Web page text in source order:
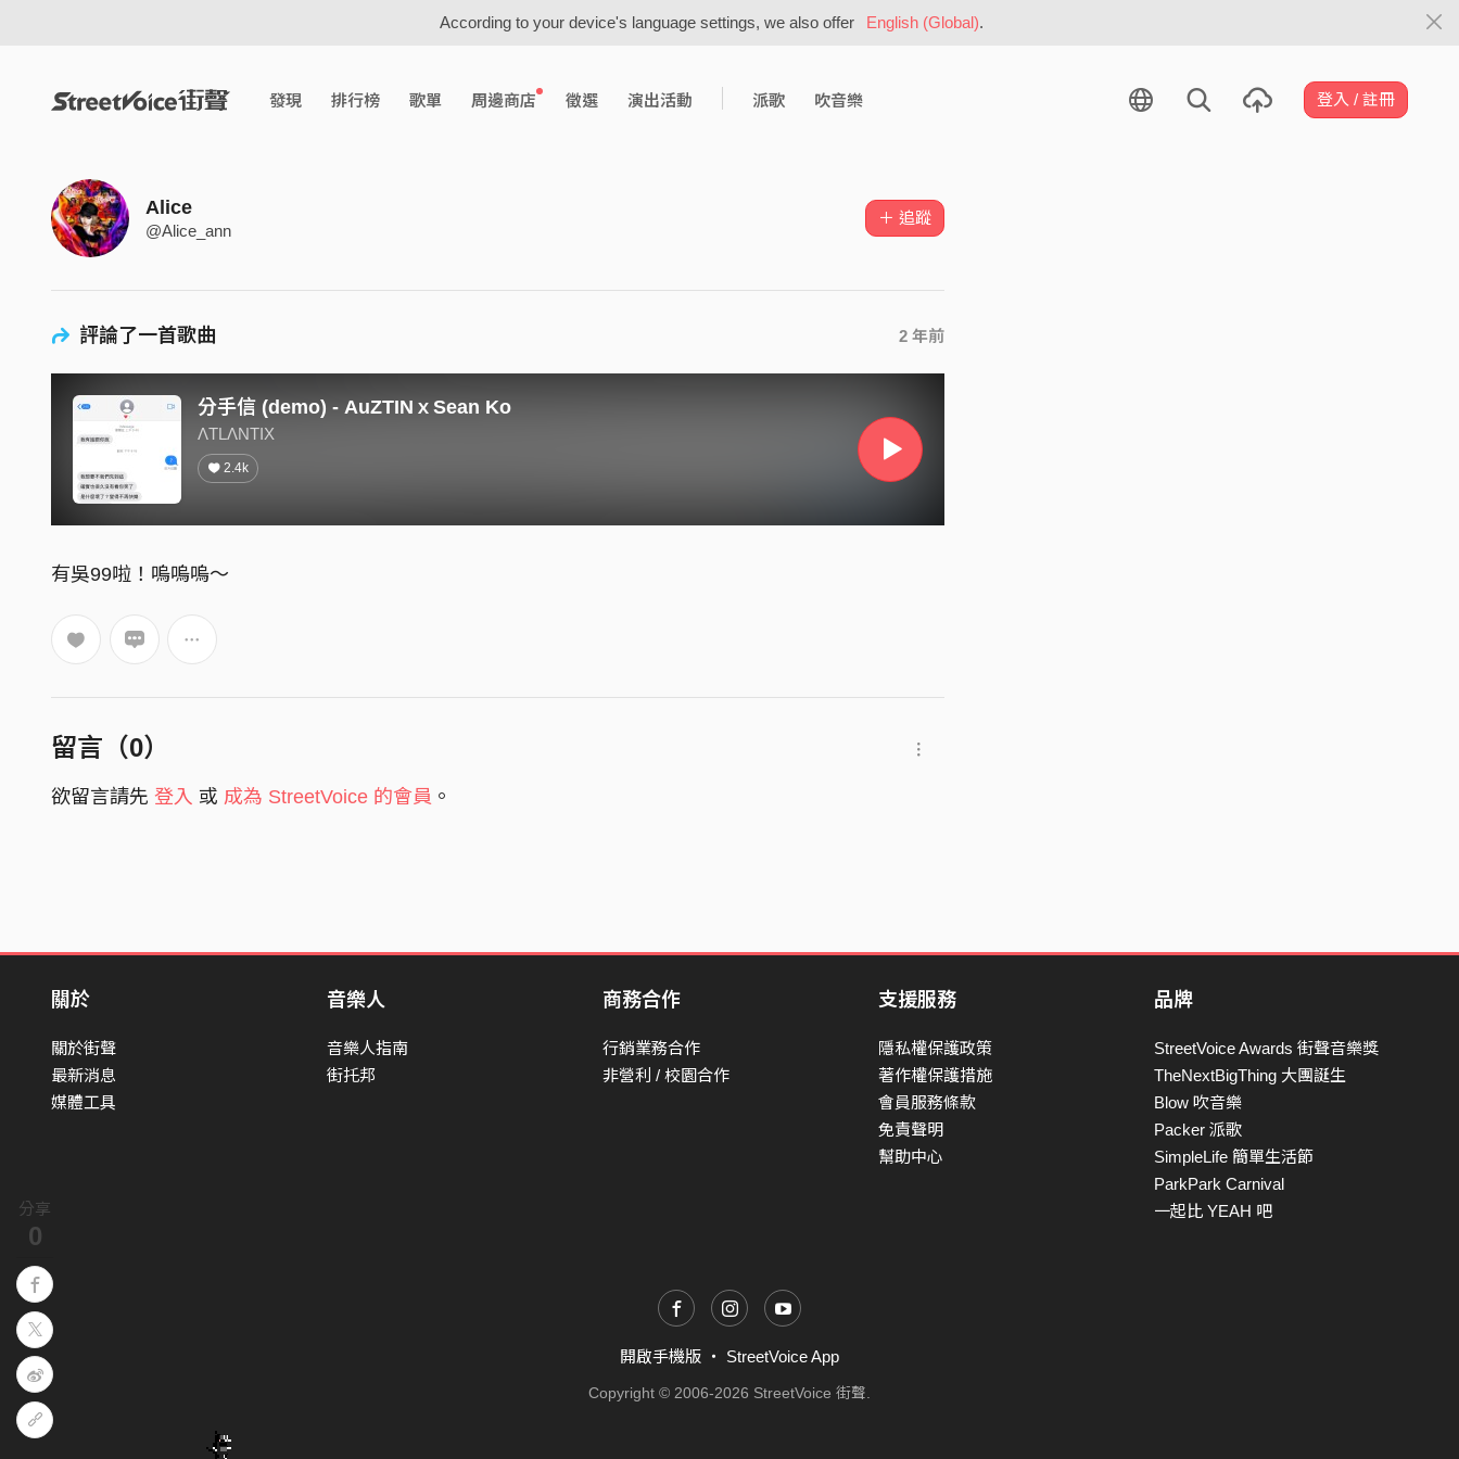
According to your device's language settings, we also offer English (Global).
發現 排行榜 歌單 周邊商店 徵選 演出活動 派歌 吹音樂 登入 / 註冊
分享
0
Alice
@Alice_ann
＋ 追蹤
評論了一首歌曲 2 年前
分手信 (demo) - AuZTINｘSean Ko
ΛTLΛNTIX
2.4k
有吳99啦！嗚嗚嗚～
留言（0）
欲留言請先 登入 或 成為 StreetVoice 的會員 。
關於
關於街聲
最新消息
媒體工具
音樂人
音樂人指南
街托邦
商務合作
行銷業務合作
非營利 / 校園合作
支援服務
隱私權保護政策
著作權保護措施
會員服務條款
免責聲明
幫助中心
品牌
StreetVoice Awards 街聲音樂獎
TheNextBigThing 大團誕生
Blow 吹音樂
Packer 派歌
SimpleLife 簡單生活節
ParkPark Carnival
一起比 YEAH 吧
開啟手機版 ・ StreetVoice App
Copyright © 2006-2026 StreetVoice 街聲.